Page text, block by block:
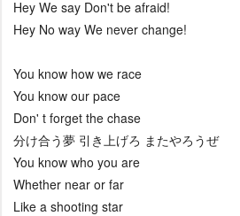
Hey We say Don't be afraid!
Hey No way We never change!
You know how we race
You know our pace
Don' t forget the chase
分け合う夢 引き上げろ またやろうぜ
You know who you are
Whether near or far
Like a shooting star